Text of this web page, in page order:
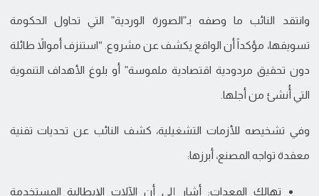
وانتقد النائب ما وصفه بـ”الصورة الوردية” التي تحاول الحكومة
تسويقها، مؤكداً أن الواقع يكشف عن مشروع. “استنزف أموالاً طائلة
دون تحقيق مردودية اقتصادية ملموسة” أو بلوغ الأهداف التنموية
التي أُنشئ من أجلها.
وفي تشخيصه للأزمات التشغيلية، كشف النائب عن تحديات تقنية
معقدة تواجه المصنع، أبرزها:
تهالك المعدات: أشار إلى أن الآلات الإيطالية المستخدمة